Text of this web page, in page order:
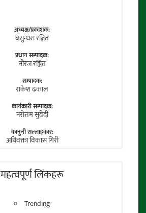
अध्यक्ष/प्रकाशक:
बसुन्धरा रञ्जित
प्रधान सम्पादक:
नीरज रञ्जित
सम्पादक:
राकेश ढकाल
कार्यकारी सम्पादक:
नराेत्तम सुवेदी
कानुनी सल्लाहकार:
अधिवक्ता विकास गिरी
तेजेन्द्र श्रेष्ठ
महत्वपूर्ण लिंकहरू
Trending